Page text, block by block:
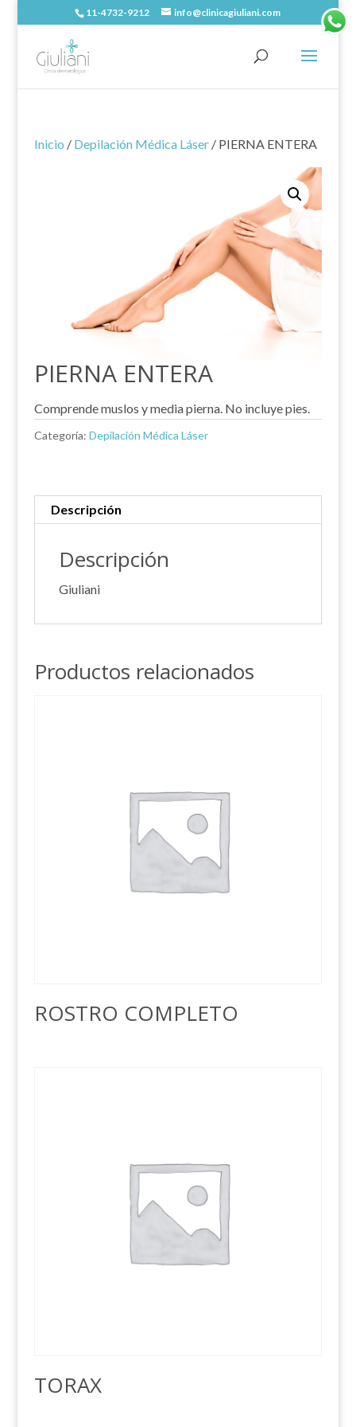
11-4732-9212 info@clinicagiuliani.com
Inicio / Depilación Médica Láser/ PIERNA ENTERA
PIERNA ENTERA
Comprende muslos y media pierna. No incluye pies.
Categoría: Depilación Médica Láser
Descripción
Descripción
Giuliani
Productos relacionados
ROSTRO COMPLETO
TORAX